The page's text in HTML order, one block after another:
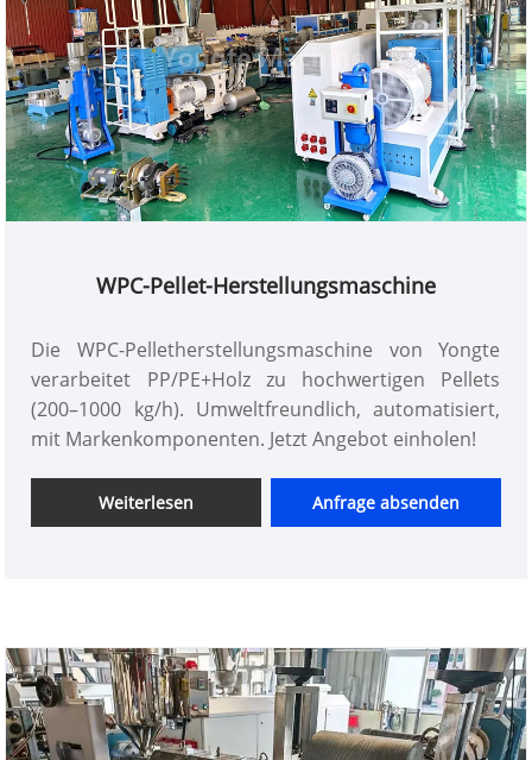
Wartung machen es zu einer idealen Lösung für die
WPC-Pelletproduktion im industriellen Maßstab und
gewährleisten gleichbleibende Qualität und
Betriebssicherheit.
WPC-Pellet-Herstellungsmaschine
Die WPC-Pelletherstellungsmaschine von Yongte
verarbeitet PP/PE+Holz zu hochwertigen Pellets
(200–1000 kg/h). Umweltfreundlich, automatisiert,
mit Markenkomponenten. Jetzt Angebot einholen!
Weiterlesen Anfrage absenden